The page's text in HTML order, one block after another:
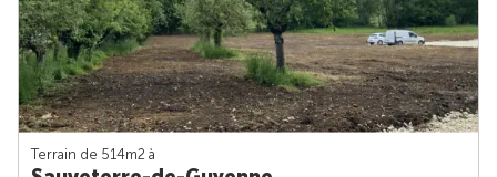
Terrain de 514m2 à